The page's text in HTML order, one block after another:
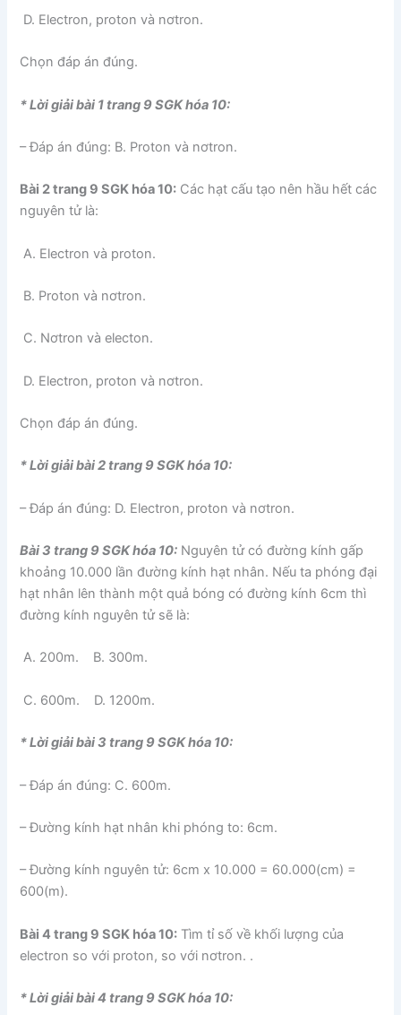
D. Electron, proton và nơtron.
Chọn đáp án đúng.
* Lời giải bài 1 trang 9 SGK hóa 10:
– Đáp án đúng: B. Proton và nơtron.
Bài 2 trang 9 SGK hóa 10: Các hạt cấu tạo nên hầu hết các
nguyên tử là:
A. Electron và proton.
B. Proton và nơtron.
C. Nơtron và electon.
D. Electron, proton và nơtron.
Chọn đáp án đúng.
* Lời giải bài 2 trang 9 SGK hóa 10:
– Đáp án đúng: D. Electron, proton và nơtron.
Bài 3 trang 9 SGK hóa 10: Nguyên tử có đường kính gấp
khoảng 10.000 lần đường kính hạt nhân. Nếu ta phóng đại
hạt nhân lên thành một quả bóng có đường kính 6cm thì
đường kính nguyên tử sẽ là:
A. 200m. B. 300m.
C. 600m. D. 1200m.
* Lời giải bài 3 trang 9 SGK hóa 10:
– Đáp án đúng: C. 600m.
– Đường kính hạt nhân khi phóng to: 6cm.
– Đường kính nguyên tử: 6cm x 10.000 = 60.000(cm) =
600(m).
Bài 4 trang 9 SGK hóa 10: Tìm tỉ số về khối lượng của
electron so với proton, so với nơtron. .
* Lời giải bài 4 trang 9 SGK hóa 10: